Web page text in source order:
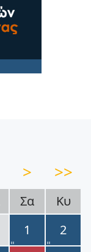
> >>
Σα
Κυ
1
2